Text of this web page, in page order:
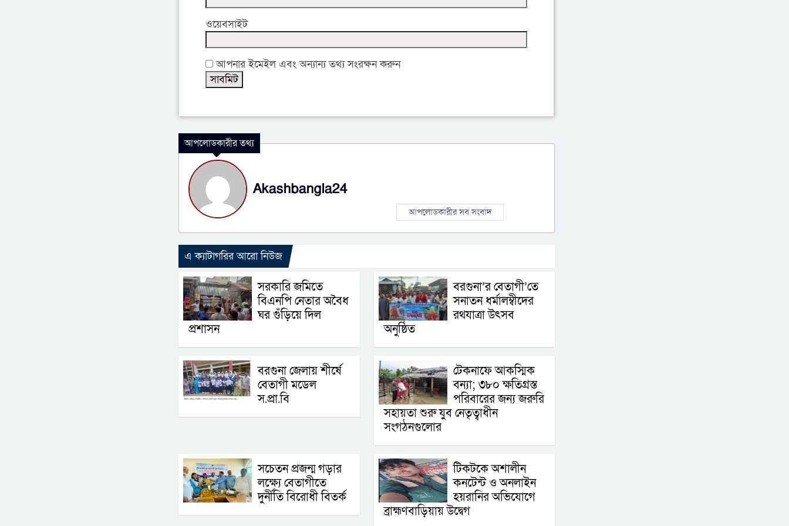
ওয়েবসাইট
আপনার ইমেইল এবং অন্যান্য তথ্য সংরক্ষন করুন
আপলোডকারীর তথ্য
Akashbangla24
আপলোডকারীর সব সংবাদ
এ ক্যাটাগরির আরো নিউজ
সরকারি জমিতে
বিএনপি নেতার অবৈধ
ঘর গুঁড়িয়ে দিল
প্রশাসন
বরগুনা’র বেতাগী’তে
সনাতন ধর্মালম্বীদের
রথযাত্রা উৎসব
অনুষ্ঠিত
বরগুনা জেলায় শীর্ষে
বেতাগী মডেল
স.প্রা.বি
টেকনাফে আকস্মিক
বন্যা; ৩৮০ ক্ষতিগ্রস্ত
পরিবারের জন্য জরুরি
সহায়তা শুরু যুব নেতৃত্বাধীন
সংগঠনগুলোর
সচেতন প্রজন্ম গড়ার
লক্ষ্যে বেতাগীতে
দুর্নীতি বিরোধী বিতর্ক
টিকটকে অশালীন
কনটেন্ট ও অনলাইন
হয়রানির অভিযোগে
ব্রাহ্মণবাড়িয়ায় উদ্বেগ